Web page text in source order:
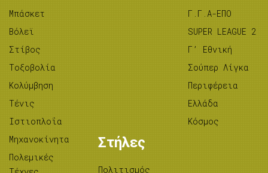
Μπάσκετ
Βόλεϊ
Στίβος
Tοξοβολία
Κολύμβηση
Τένις
Ιστιοπλοΐα
Μηχανοκίνητα
Πολεμικές
Γ.Γ.Α-ΕΠΟ
SUPER LEAGUE 2
Γ’ Εθνική
Σούπερ Λίγκα
Περιφέρεια
Ελλάδα
Κόσμος
Στήλες
Πολιτισμός